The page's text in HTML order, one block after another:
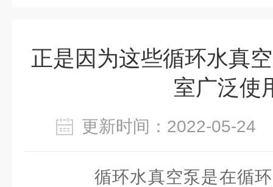
正是因为这些循环水真
室广泛使
更新时间：2022-05-
循环水真空泵是在循环